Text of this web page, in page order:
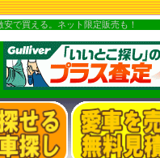
で買える。ネット限定販売も！